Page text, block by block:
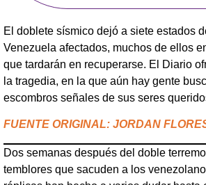
El doblete sísmico dejó a siete estados
Venezuela afectados, muchos de ellos
que tardarán en recuperarse. El Diario
la tragedia, en la que aún hay gente
escombros señales de sus seres
FUENTE ORIGINAL: JORDAN
Dos semanas después del doble
temblores que sacuden a los